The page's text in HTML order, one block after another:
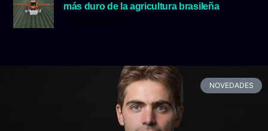
más duro de la agricultura brasileña
NOVEDADES